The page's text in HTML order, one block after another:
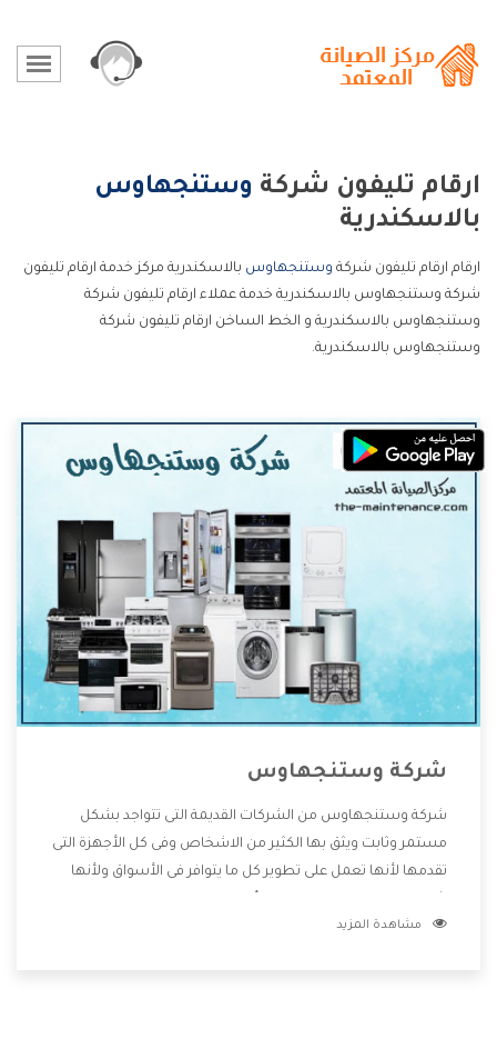
ارقام تليفون شركة وستنجهاوس
بالاسكندرية
ارقام ارقام تليفون شركة وستنجهاوس بالاسكندرية مركز خدمة ارقام تليفون
شركة وستنجهاوس بالاسكندرية خدمة عملاء ارقام تليفون شركة
وستنجهاوس بالاسكندرية و الخط الساخن ارقام تليفون شركة
وستنجهاوس بالاسكندرية.
شركة وستنجهاوس
شركة وستنجهاوس من الشركات القديمة التى تتواجد بشكل
مستمر وثابت ويثق بها الكثير من الاشخاص وفى كل الأجهزة التى
تقدمها لأنها تعمل على تطوير كل ما يتوافر فى الأسواق ولأنها
المنتجات وتقدم للعملاء أقوى العروض والخصومات التى تسهل
مشاهدة المزيد